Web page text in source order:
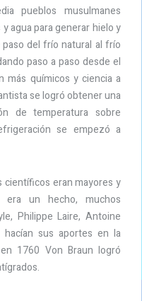
pueblos musulmanes
agua para generar hielo y
del frío natural al frío
paso a paso desde el
más químicos y ciencia a
se logró obtener una
de temperatura sobre
se empezó a
científicos eran mayores y
era un hecho, muchos
Philippe Laire, Antoine
hacían sus aportes en la
1760 Von Braun logró